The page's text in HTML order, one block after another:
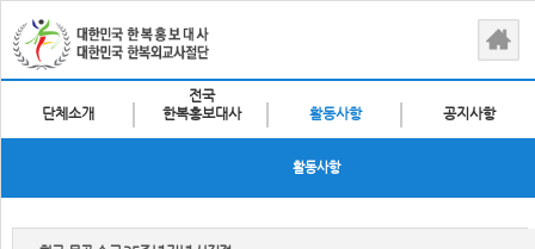
단체소개
전국
한복홍보대사
활동사항 공지사항
활동사항